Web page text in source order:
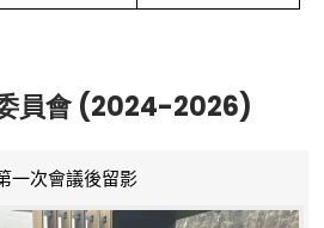
員會 (2024-2026)
一次會議後留影